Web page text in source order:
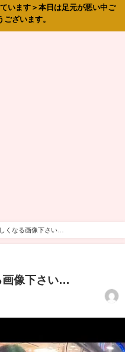
います＞本日は足元が悪い中ご
ございます。
くなる画像下さい…
画像下さい…